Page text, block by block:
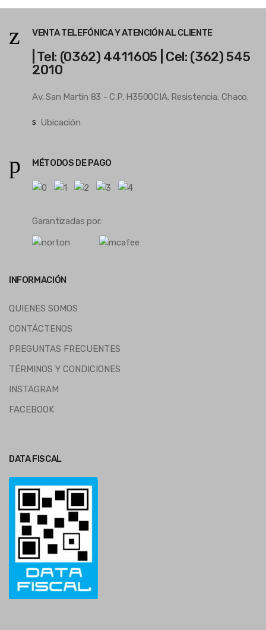
VENTA TELEFÓNICA Y ATENCIÓN AL CLIENTE
| Tel: (0362) 4411605 | Cel: (362) 545
2010
Av. San Martin 83 - C.P. H3500CIA. Resistencia, Chaco.
Ubicación
MÉTODOS DE PAGO
Garantizadas por:
INFORMACIÓN
QUIENES SOMOS
CONTÁCTENOS
PREGUNTAS FRECUENTES
TÉRMINOS Y CONDICIONES
INSTAGRAM
FACEBOOK
DATA FISCAL